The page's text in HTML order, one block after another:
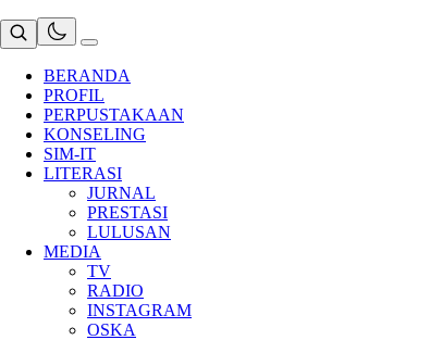
BERANDA
PROFIL
PERPUSTAKAAN
KONSELING
SIM-IT
LITERASI
JURNAL
PRESTASI
LULUSAN
MEDIA
TV
RADIO
INSTAGRAM
OSKA